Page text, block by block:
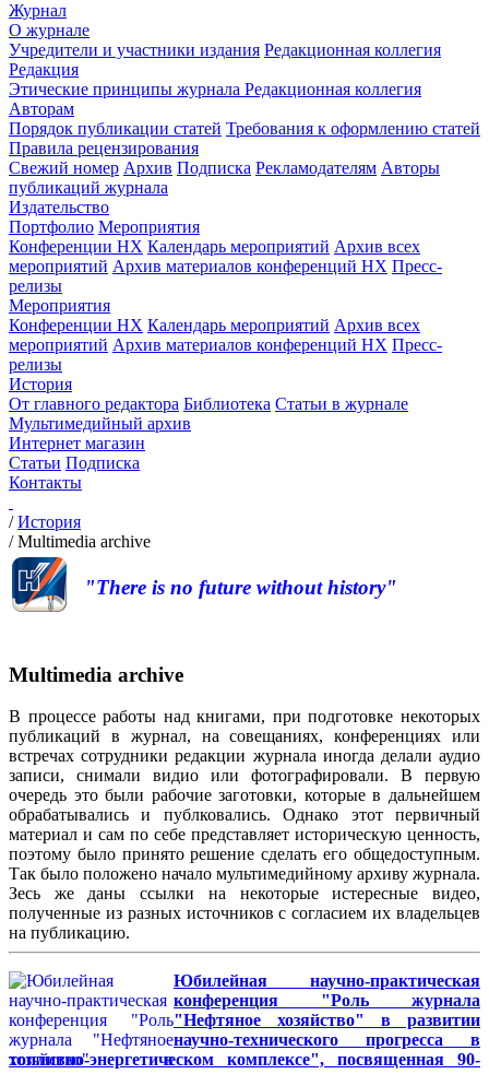
Журнал
О журнале
Учредители и участники издания Редакционная коллегия
Редакция
Этические принципы журнала Редакционная коллегия
Авторам
Порядок публикации статей Требования к оформлению статей
Правила рецензирования
Свежий номер Архив Подписка Рекламодателям Авторы
публикаций журнала
Издательство
Портфолио Мероприятия
Конференции НХ Календарь мероприятий Архив всех
мероприятий Архив материалов конференций НХ Пресс-
релизы
Мероприятия
Конференции НХ Календарь мероприятий Архив всех
мероприятий Архив материалов конференций НХ Пресс-
релизы
История
От главного редактора Библиотека Статьи в журнале
Мультимедийный архив
Интернет магазин
Статьи Подписка
Контакты
/История
/Multimedia archive
"There is no future without history"
Multimedia archive
В процессе работы над книгами, при подготовке некоторых
публикаций в журнал, на совещаниях, конференциях или
встречах сотрудники редакции журнала иногда делали аудио
записи, снимали видио или фотографировали. В первую
очередь это были рабочие заготовки, которые в дальнейшем
обрабатывались и публковались. Однако этот первичный
материал и сам по себе представляет историческую ценность,
поэтому было принято решение сделать его общедоступным.
Так было положено начало мультимедийному архиву журнала.
Зесь же даны ссылки на некоторые истересные видео,
полученные из разных источников с согласием их владельцев
на публикацию.
Юбилейная научно-практическая
конференция "Роль журнала
"Нефтяное хозяйство" в развитии
научно-технического прогресса в
топливно-энергетическом комплексе", посвященная 90-